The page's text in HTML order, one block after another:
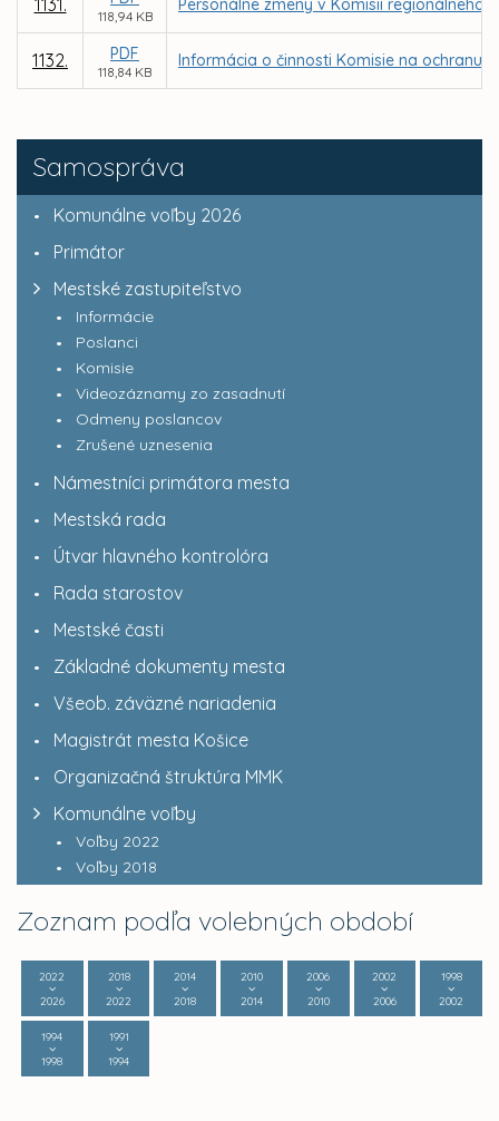
Samospráva
Komunálne voľby 2026
Primátor
Mestské zastupiteľstvo
Informácie
Poslanci
Komisie
Videozáznamy zo zasadnutí
Odmeny poslancov
Zrušené uznesenia
Námestníci primátora mesta
Mestská rada
Útvar hlavného kontrolóra
Rada starostov
Mestské časti
Základné dokumenty mesta
Všeob. záväzné nariadenia
Magistrát mesta Košice
Organizačná štruktúra MMK
Komunálne voľby
Voľby 2022
Voľby 2018
Zoznam podľa volebných období
2022
2026
2018
2022
2014
2018
2010
2014
2006
2010
2002
2006
1998
2002
1994
1998
1991
1994
1131.
118,94 KB
Personálne zmeny v Komisii regionálneho
1132. PDF
118,84 KB
Informácia o činnosti Komisie na ochranu